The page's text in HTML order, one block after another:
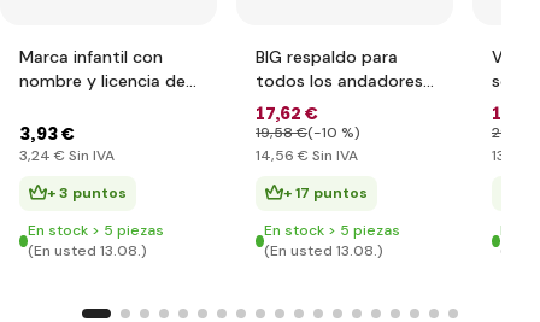
Marca infantil con
nombre y licencia de
correpasillos BIG New
& Classic
3,93 €
3,24 € Sin IVA
+ 3 puntos
En stock > 5 piezas
(En usted 13.08.)
BIG respaldo para
todos los andadores
BIG New y Classic
correpasillos
17,62 €
19,58 €(-10 %)
14,56 € Sin IVA
+ 17 puntos
En stock > 5 piezas
(En usted 13.08.)
16
29
13
En
(En